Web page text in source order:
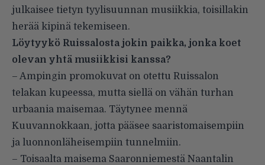
julkaisee tietyn tyylisuunnan musiikkia, toisillakin
herää kipinä tekemiseen.
Löytyykö Ruissalosta jokin paikka, jonka koet
olevan yhtä musiikkisi kanssa?
– Ampingin promokuvat on otettu Ruissalon
telakan kupeessa, mutta siellä on vähän turhan
urbaania maisemaa. Täytynee mennä
Kuuvannokkaan, jotta pääsee saaristomaisempiin
ja luonnonläheisempiin tunnelmiin.
– Toisaalta maisema Saaronniemestä Naantalin